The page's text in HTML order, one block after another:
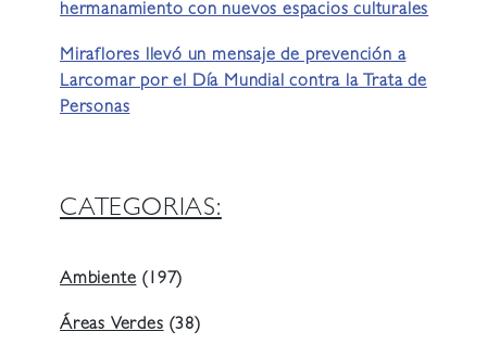
hermanamiento con nuevos espacios culturales
Miraflores llevó un mensaje de prevención a
Larcomar por el Día Mundial contra la Trata de
Personas
CATEGORIAS:
Ambiente (197)
Áreas Verdes (38)